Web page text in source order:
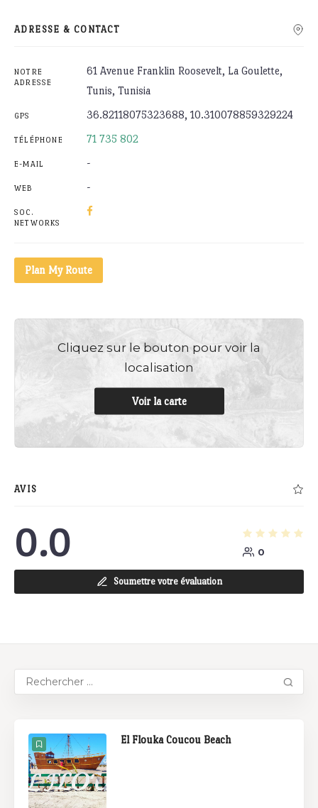
ADRESSE & CONTACT
NOTRE
ADRESSE
61 Avenue Franklin Roosevelt, La Goulette,
Tunis, Tunisia
GPS 36.82118075323688, 10.310078859329224
TÉLÉPHONE 71 735 802
E-MAIL -
WEB -
SOC.
NETWORKS
Plan My Route
Cliquez sur le bouton pour voir la
localisation
Voir la carte
AVIS
0.0 0
Soumettre votre évaluation
El Flouka Coucou Beach